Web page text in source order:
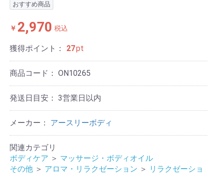
おすすめ商品
￥ 2,970 税込
獲得ポイント： 27pt
商品コード： ON10265
発送日目安： 3営業日以内
メーカー： アースリーボディ
関連カテゴリ
ボディケア ＞ マッサージ・ボディオイル
その他 ＞ アロマ・リラクゼーション ＞ リラクゼーショ